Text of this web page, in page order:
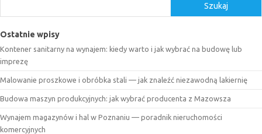
Szukaj
Ostatnie wpisy
Kontener sanitarny na wynajem: kiedy warto i jak wybrać na budowę lub
imprezę
Malowanie proszkowe i obróbka stali — jak znaleźć niezawodną lakiernię
Budowa maszyn produkcyjnych: jak wybrać producenta z Mazowsza
Wynajem magazynów i hal w Poznaniu — poradnik nieruchomości
komercyjnych